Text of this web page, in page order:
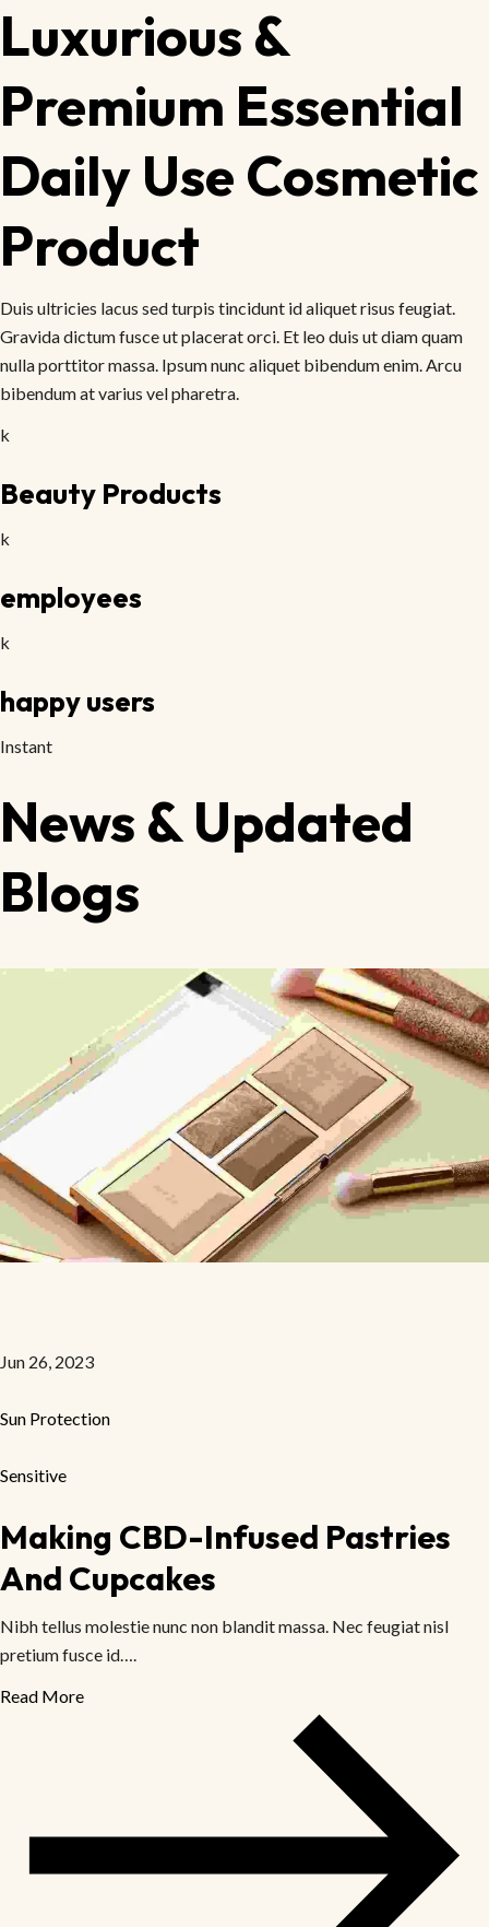
Luxurious &
Premium Essential
Daily Use Cosmetic
Product
Duis ultricies lacus sed turpis tincidunt id aliquet risus feugiat.
Gravida dictum fusce ut placerat orci. Et leo duis ut diam quam
nulla porttitor massa. Ipsum nunc aliquet bibendum enim. Arcu
bibendum at varius vel pharetra.
k
Beauty Products
k
employees
k
happy users
Instant
News & Updated
Blogs
Jun 26, 2023
Sun Protection
Sensitive
Making CBD-Infused Pastries
And Cupcakes
Nibh tellus molestie nunc non blandit massa. Nec feugiat nisl
pretium fusce id….
Read More